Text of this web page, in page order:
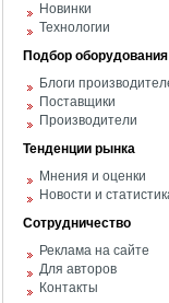
Новинки
Технологии
Подбор оборудования
Блоги
Поставщики
Производители
Тенденции рынка
Мнения и оценки
Новости и
Сотрудничество
Реклама на сайте
Для авторов
Контакты